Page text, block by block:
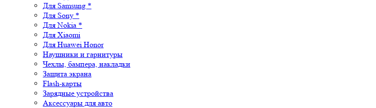
Для Samsung *
Для Sony *
Для Nokia *
Для Xiaomi
Для Huawei Honor
Наушники и гарнитуры
Чехлы, бампера, накладки
Защита экрана
Flash-карты
Зарядные устройства
Аксессуары для авто